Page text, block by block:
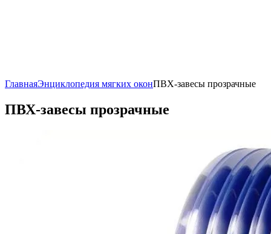
ГлавнаяЭнциклопедия мягких оконПВХ-завесы прозрачные
ПВХ-завесы прозрачные